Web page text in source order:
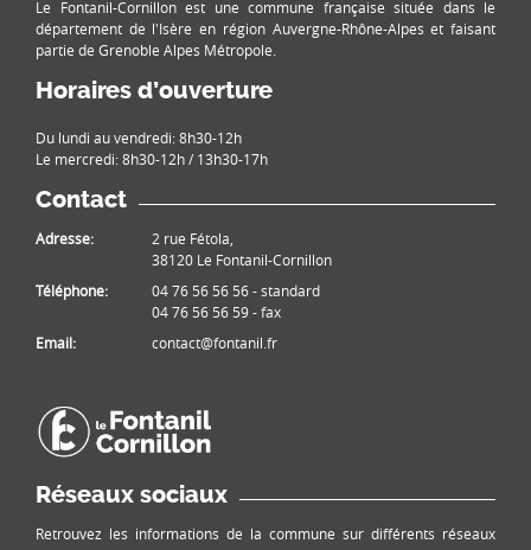
Le Fontanil-Cornillon est une commune française située dans le
département de l'Isère en région Auvergne-Rhône-Alpes et faisant
partie de Grenoble Alpes Métropole.
Horaires d’ouverture
Du lundi au vendredi: 8h30-12h
Le mercredi: 8h30-12h / 13h30-17h
Contact
Adresse:
2 rue Fétola,
38120 Le Fontanil-Cornillon
Téléphone:
04 76 56 56 56 - standard
04 76 56 56 59 - fax
Email:
contact@fontanil.fr
Réseaux sociaux
Retrouvez les informations de la commune sur différents réseaux